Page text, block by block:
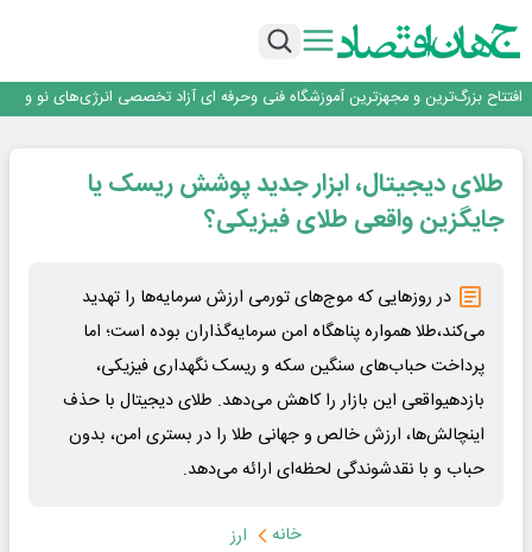
فولاد در تله قیمت‌گذاری دستوری
افتتاح بزرگ‌ترین و مجهزترین آموزشگاه فنی وحرفه ای آزاد تخصصی انرژی‌های نو و
تجدیدپذیر با حضور استاندار اصفهان
تداوم صعود مس در بازارهای جهانی؛ قیمت فلز سرخ از ۱۴هزار دلار در هر تن عبور کرد
فولاد در تله قیمت‌گذاری دستوری
طلای دیجیتال، ابزار جدید پوشش ریسک یا
جایگزین واقعی طلای فیزیکی؟
در روزهایی که موج‌های تورمی ارزش سرمایه‌ها را تهدید
می‌کند،طلا همواره پناهگاه امن سرمایه‌گذاران بوده است؛ اما
پرداخت حباب‌های سنگین سکه و ریسک نگهداری فیزیکی،
بازدهیواقعی این بازار را کاهش می‌دهد. طلای دیجیتال با حذف
اینچالش‌ها، ارزش خالص و جهانی طلا را در بستری امن، بدون
حباب و با نقدشوندگی لحظه‌ای ارائه می‌دهد.
خانه
ارز